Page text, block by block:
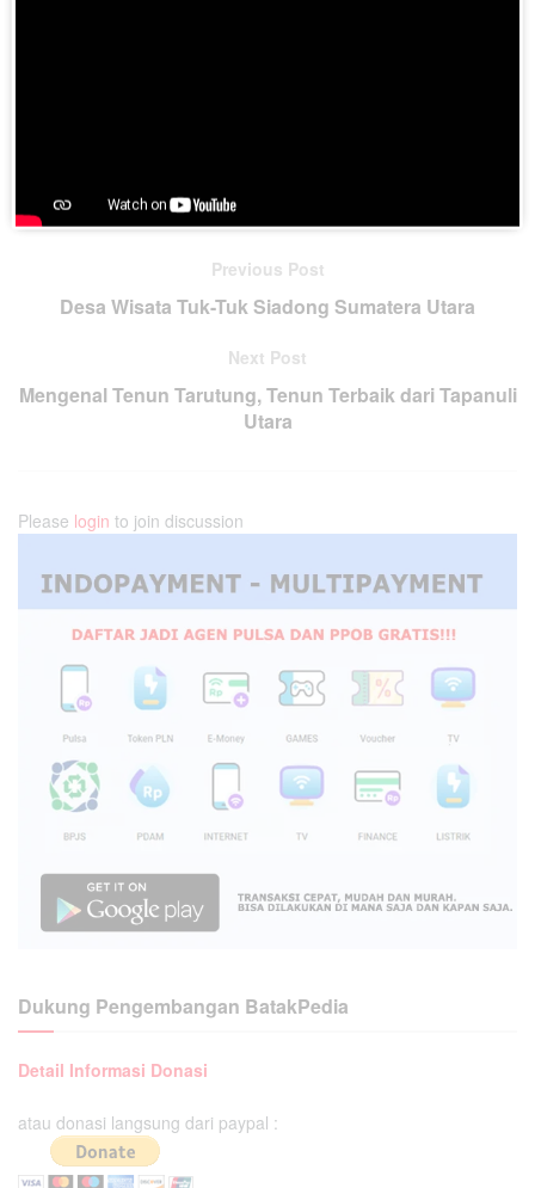
Previous Post
Desa Wisata Tuk-Tuk Siadong Sumatera Utara
Next Post
Mengenal Tenun Tarutung, Tenun Terbaik dari Tapanuli
Utara
Please login to join discussion
Dukung Pengembangan BatakPedia
Detail Informasi Donasi
atau donasi langsung dari paypal :